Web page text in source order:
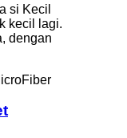
si Kecil
kecil lagi.
dengan